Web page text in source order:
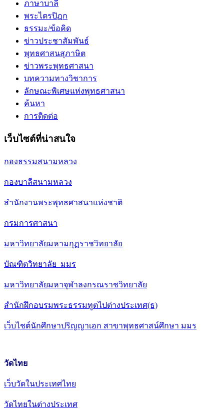
ภาษาบาลี
พระไตรปิฎก
ธรรมะ/ข้อคิด
ข่าวประชาสัมพันธ์
พุทธศาสนสุภาษิต
ข่าวพระพุทธศาสนา
บทความทางวิชาการ
ลักษณะพิเศษแห่งพุทธศาสนา
ค้นหา
การติดต่อ
เว็บไซต์ที่น่าสนใจ
กองธรรมสนามหลวง
กองบาลีสนามหลวง
สำนักงานพระพุทธศาสนาแห่งชาติ
กรมการศาสนา
มหาวิทยาลัยมหามกุฏราชวิทยาลัย
บัณฑิตวิทยาลัย มมร
มหาวิทยาลัยมหาจุฬาลงกรณราชวิทยาลัย
สำนักฝึกอบรมพระธรรมทูตไปต่างประเทศ(ธ)
เว็บไชต์นักศึกษาปริญญาเอก สาขาพุทธศาสน์ศึกษา มมร
วัดไทย
เว็บวัดในประเทศไทย
วัดไทยในต่างประเทศ